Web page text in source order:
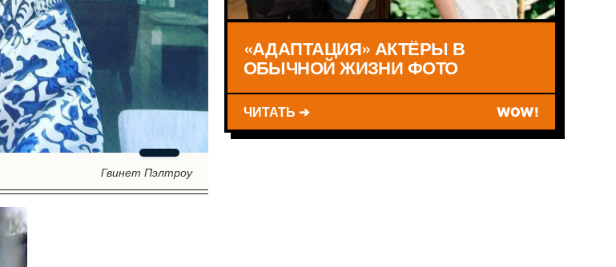
Гвинет Пэлтроу
«АДАПТАЦИЯ» АКТЁРЫ В
ОБЫЧНОЙ ЖИЗНИ ФОТО
ЧИТАТЬ ➔ WOW!